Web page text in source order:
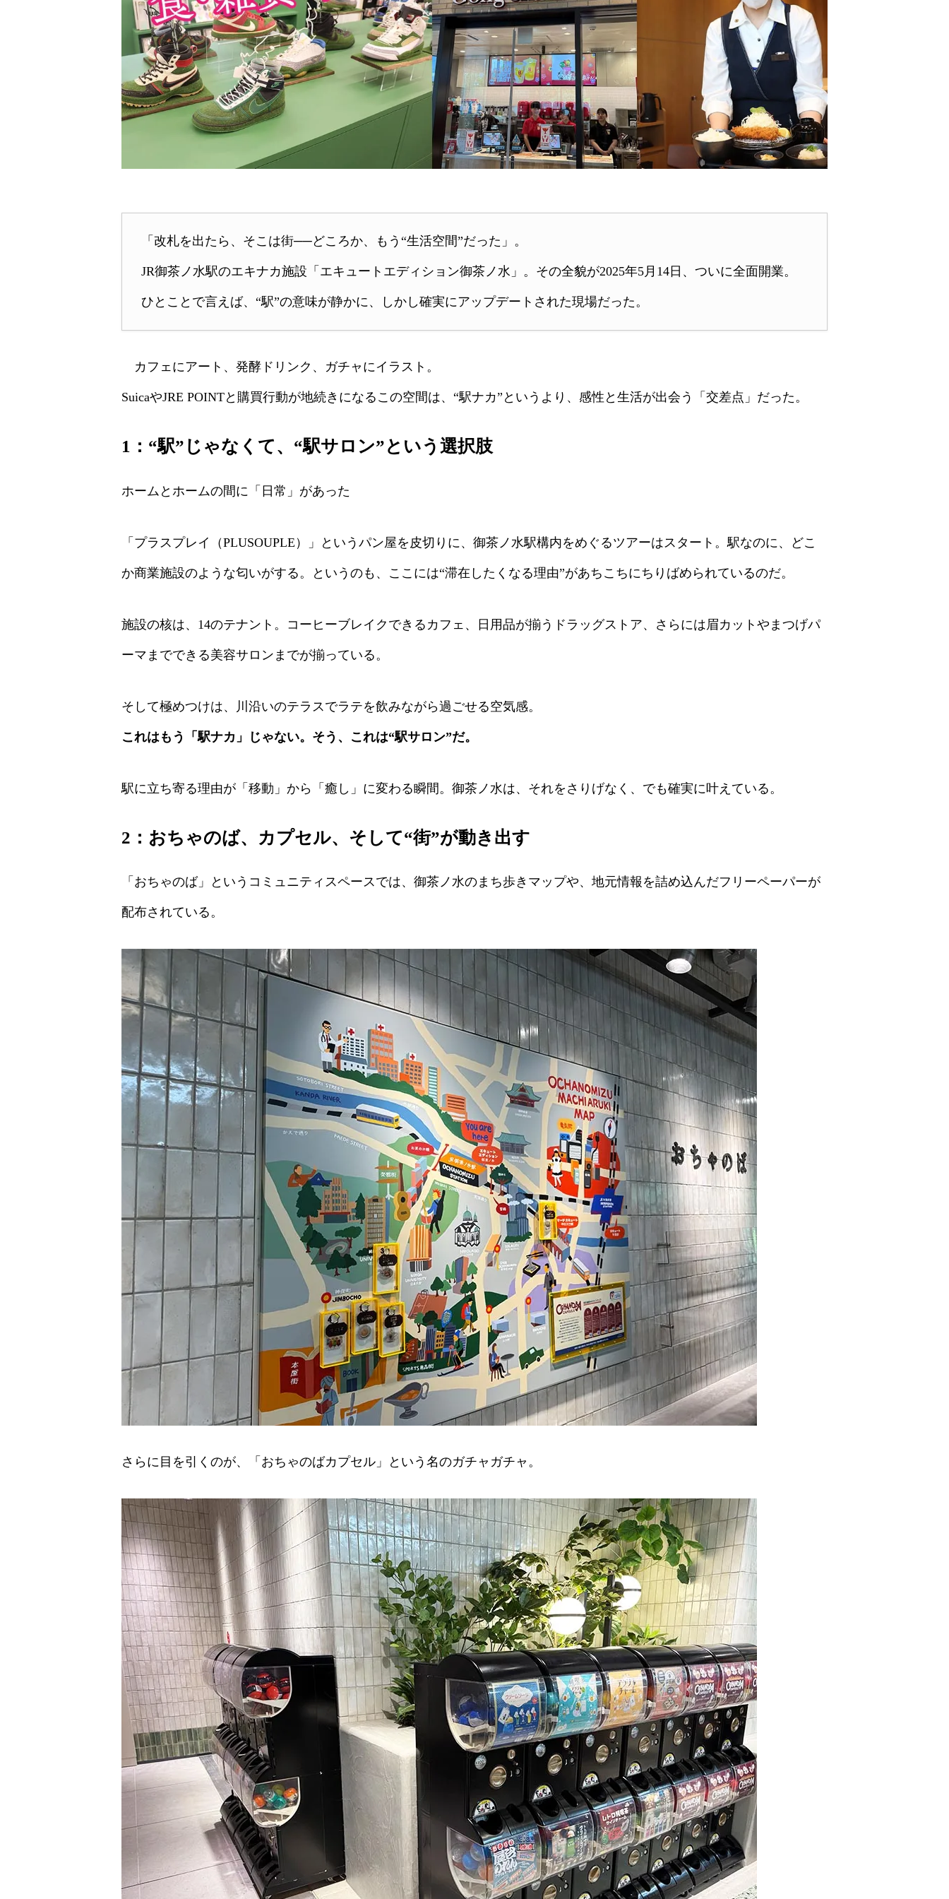
「改札を出たら、そこは街──どころか、もう“生活空間”だった」。
JR御茶ノ水駅のエキナカ施設「エキュートエディション御茶ノ水」。その全貌が2025年5月14日、ついに全面開業。
ひとことで言えば、“駅”の意味が静かに、しかし確実にアップデートされた現場だった。
カフェにアート、発酵ドリンク、ガチャにイラスト。
SuicaやJRE POINTと購買行動が地続きになるこの空間は、“駅ナカ”というより、感性と生活が出会う「交差点」だった。
1： “駅”じゃなくて、“駅サロン”という選択肢
ホームとホームの間に「日常」があった
「プラスプレイ（PLUSOUPLE）」というパン屋を皮切りに、御茶ノ水駅構内をめぐるツアーはスタート。駅なのに、どこ
か商業施設のような匂いがする。というのも、ここには“滞在したくなる理由”があちこちにちりばめられているのだ。
施設の核は、14のテナント。コーヒーブレイクできるカフェ、日用品が揃うドラッグストア、さらには眉カットやまつげパ
ーマまでできる美容サロンまでが揃っている。
そして極めつけは、川沿いのテラスでラテを飲みながら過ごせる空気感。
これはもう「駅ナカ」じゃない。そう、これは“駅サロン”だ。
駅に立ち寄る理由が「移動」から「癒し」に変わる瞬間。御茶ノ水は、それをさりげなく、でも確実に叶えている。
2： おちゃのば、カプセル、そして“街”が動き出す
「おちゃのば」というコミュニティスペースでは、御茶ノ水のまち歩きマップや、地元情報を詰め込んだフリーペーパーが
配布されている。
さらに目を引くのが、「おちゃのばカプセル」という名のガチャガチャ。